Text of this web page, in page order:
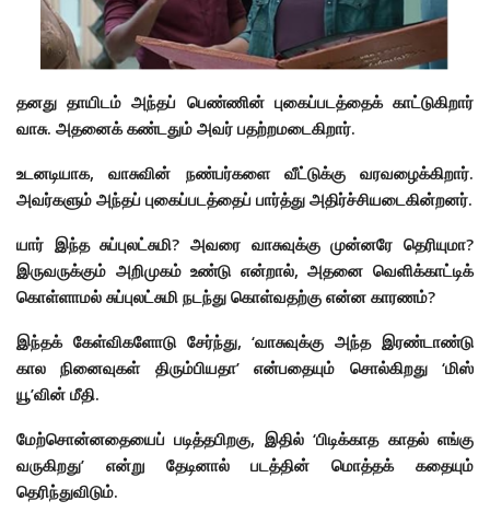
தனது தாயிடம் அந்தப் பெண்ணின் புகைப்படத்தைக் காட்டுகிறார்
வாசு. அதனைக் கண்டதும் அவர் பதற்றமடைகிறார்.
உடனடியாக, வாசுவின் நண்பர்களை வீட்டுக்கு வரவழைக்கிறார்.
அவர்களும் அந்தப் புகைப்படத்தைப் பார்த்து அதிர்ச்சியடைகின்றனர்.
யார் இந்த சுப்புலட்சுமி? அவரை வாசுவுக்கு முன்னரே தெரியுமா?
இருவருக்கும் அறிமுகம் உண்டு என்றால், அதனை வெளிக்காட்டிக்
கொள்ளாமல் சுப்புலட்சுமி நடந்து கொள்வதற்கு என்ன காரணம்?
இந்தக் கேள்விகளோடு சேர்ந்து, ‘வாசுவுக்கு அந்த இரண்டாண்டு
கால நினைவுகள் திரும்பியதா’ என்பதையும் சொல்கிறது ‘மிஸ்
யூ’வின் மீதி.
மேற்சொன்னதையைப் படித்தபிறகு, இதில் ‘பிடிக்காத காதல் எங்கு
வருகிறது’ என்று தேடினால் படத்தின் மொத்தக் கதையும்
தெரிந்துவிடும்.